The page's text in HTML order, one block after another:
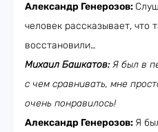
Александр Генерозов:
человек рассказывает, что
восстановили…
Михаил Башкатов:Я был в
с чем сравнивать, мне
очень понравилось!
Александр Генерозов: Я